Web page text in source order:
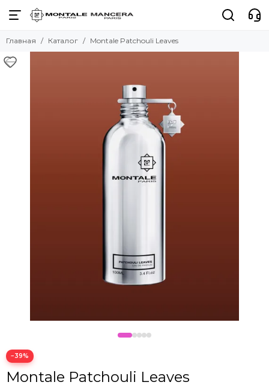
Главная Каталог Montale Patchouli Leaves
−39%
Montale Patchouli Leaves